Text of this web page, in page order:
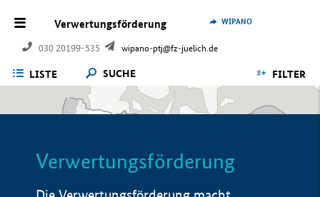
Verwertungsförderung
030 20199-535 wipano-ptj@fz-juelich.de
WIPANO
LISTE SUCHE FILTER
Verwertungsförderung